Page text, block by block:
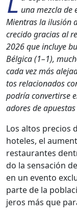
una mez­cla de
Mien­tras la ilusión
cre­ci­do gra­cias al
2026 que incluye
Bél­gi­ca (1–1),
cada vez más
tos rela­ciona­dos
podría con­ver­tirse
adores de
Los altos pre­cios
hote­les, el
restau­rantes
do la sen­sación
en un even­to
parte de la
jeros más que